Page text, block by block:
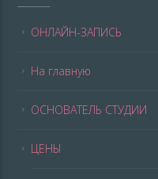
ОНЛАЙН-ЗАПИСЬ
На главную
ОСНОВАТЕЛЬ СТУДИИ
ЦЕНЫ